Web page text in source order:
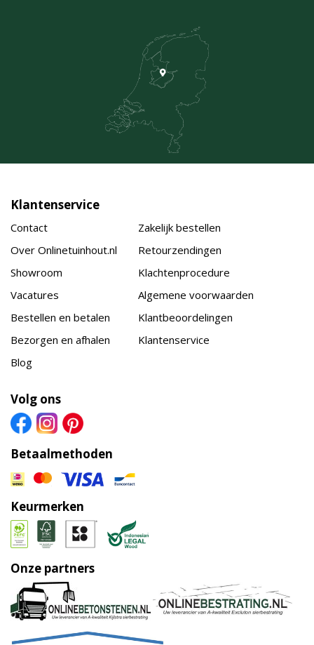
Klantenservice
Contact
Over Onlinetuinhout.nl
Showroom
Vacatures
Bestellen en betalen
Bezorgen en afhalen
Blog
Zakelijk bestellen
Retourzendingen
Klachtenprocedure
Algemene voorwaarden
Klantbeoordelingen
Klantenservice
Volg ons
Betaalmethoden
Keurmerken
Onze partners